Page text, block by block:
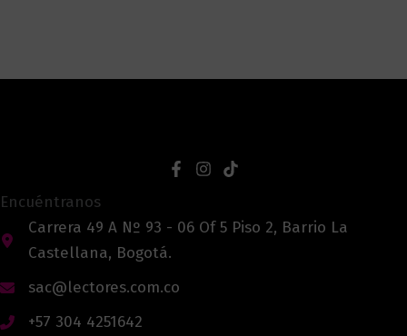
Encuéntranos
Carrera 49 A Nº 93 - 06 Of 5 Piso 2, Barrio La
Castellana, Bogotá.
sac@lectores.com.co
+57 304 4251642